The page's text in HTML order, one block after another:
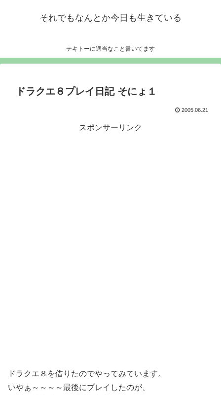
それでもなんとか今日も生きている
テキトーに適当なこと書いてます
ドラクエ８プレイ日記 そにょ１
2005.06.21
スポンサーリンク
ドラクエ８を借りたのでやってみています。
いやぁ～～～～最後にプレイしたのが、